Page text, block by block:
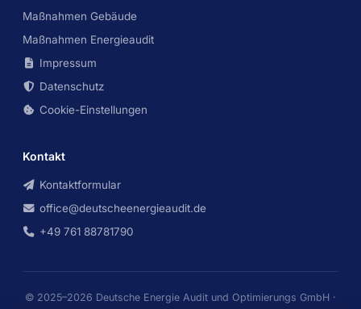
Maßnahmen Gebäude
Maßnahmen Energieaudit
Impressum
Datenschutz
Cookie-Einstellungen
Kontakt
Kontaktformular
office@deutscheenergieaudit.de
+49 761 88781790
© 2025–2026 Deutsche Energie Audit und Optimierungs GmbH ·